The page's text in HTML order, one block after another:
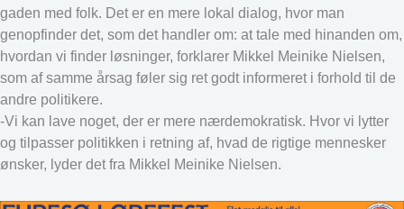
gaden med folk. Det er en mere lokal dialog, hvor man
genopfinder det, som det handler om: at tale med hinanden om,
hvordan vi finder løsninger, forklarer Mikkel Meinike Nielsen,
som af samme årsag føler sig ret godt informeret i forhold til de
andre politikere.
-Vi kan lave noget, der er mere nærdemokratisk. Hvor vi lytter
og tilpasser politikken i retning af, hvad de rigtige mennesker
ønsker, lyder det fra Mikkel Meinike Nielsen.